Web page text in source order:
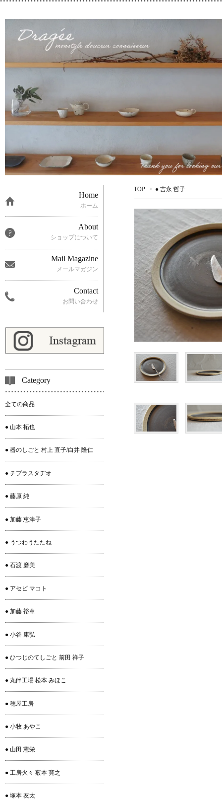
TOP > ● 吉永 哲子
Home
ホーム
About
ショップについて
Mail Magazine
メールマガジン
Contact
お問い合わせ
Category
全ての商品
● 山本 拓也
● 器のしごと 村上 直子/白井 隆仁
● チプラスタヂオ
● 藤原 純
● 加藤 恵津子
● うつわうたたね
● 石渡 磨美
● アセビ マコト
● 加藤 裕章
● 小谷 康弘
● ひつじのてしごと 前田 祥子
● 丸伴工場 松本 みほこ
● 穂屋工房
● 小牧 あやこ
● 山田 憲栄
● 工房火々 薮本 寛之
● 塚本 友太